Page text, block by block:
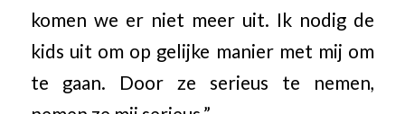
komen we er niet meer uit. Ik nodig de
kids uit om op gelijke manier met mij om
te gaan. Door ze serieus te nemen,